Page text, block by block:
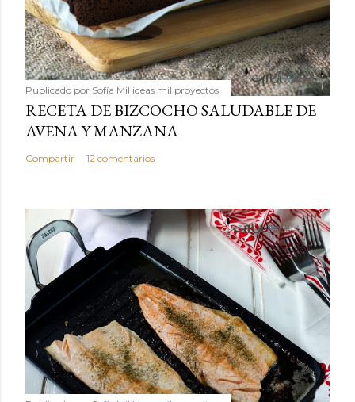
Publicado por Sofía Mil ideas mil proyectos
RECETA DE BIZCOCHO SALUDABLE DE
AVENA Y MANZANA
Compartir 12 comentarios